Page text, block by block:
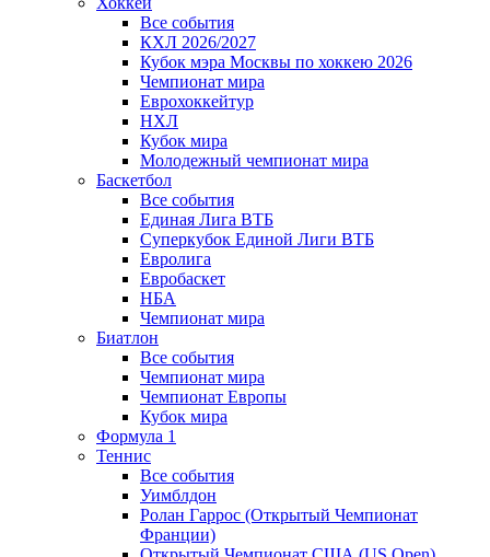
Все события
КХЛ 2026/2027
Кубок мэра Москвы по хоккею 2026
Чемпионат мира
Еврохоккейтур
НХЛ
Кубок мира
Молодежный чемпионат мира
Баскетбол
Все события
Единая Лига ВТБ
Суперкубок Единой Лиги ВТБ
Евролига
Евробаскет
НБА
Чемпионат мира
Биатлон
Все события
Чемпионат мира
Чемпионат Европы
Кубок мира
Формула 1
Теннис
Все события
Уимблдон
Ролан Гаррос (Открытый Чемпионат
Франции)